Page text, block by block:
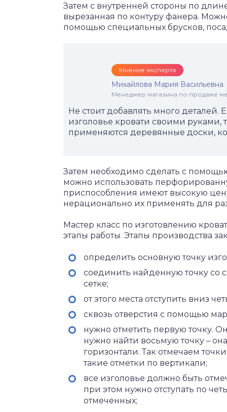
Затем с внутренней стороны по
вырезанная по контуру фанера.
помощью специальных брусков,
Мнение эксперта
Михайлова Мария Васильевна
Менеджер магазина по продаже
Не стоит добавлять много
изголовье кровати своими руками,
применяются деревянные доски,
Затем необходимо сделать с
можно использовать
приспособления имеют высокую
нерационально их применять для
Мастер класс по изготовлению
этапы работы. Этапы производства
определить основную точку
соединить найденную точку
сетке;
от этого места отступить вниз
сквозь отверстия с помощью
нужно отметить первую точку.
нужно найти восьмую точку –
горизонтали. Так отмечаем
такие отметки по вертикали;
все изголовье должно быть
при этом нужно отступать по
отмеченных;